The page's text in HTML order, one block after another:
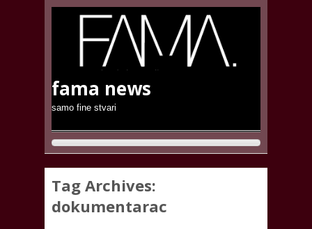
fama news
samo fine stvari
Tag Archives:
dokumentarac